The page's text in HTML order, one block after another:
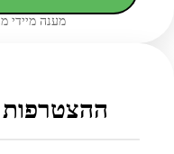
מענה מיידי